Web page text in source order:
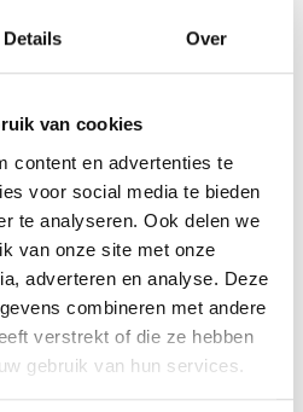
Details Over
van cookies
content en advertenties te
voor social media te bieden
te analyseren. Ook delen we
van onze site met onze
adverteren en analyse. Deze
combineren met andere
verstrekt of die ze hebben
gebruik van hun services.
FEEST, WANT REBEL IS JARIG!
MAMA THIRZA VLOG: OP
VAKANTIE & TWEE ZIEKE
KINDEREN
MAMA CARMEN VLOG:
SCHOLEN ZIJN WEER